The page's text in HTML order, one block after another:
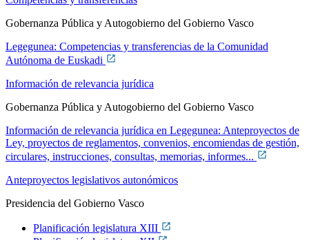
Gobernanza Pública y Autogobierno del Gobierno Vasco
Legegunea: Competencias y transferencias de la Comunidad
Autónoma de Euskadi
Información de relevancia jurídica
Gobernanza Pública y Autogobierno del Gobierno Vasco
Información de relevancia jurídica en Legegunea: Anteproyectos de
Ley, proyectos de reglamentos, convenios, encomiendas de gestión,
circulares, instrucciones, consultas, memorias, informes...
Anteproyectos legislativos autonómicos
Presidencia del Gobierno Vasco
Planificación legislatura XIII